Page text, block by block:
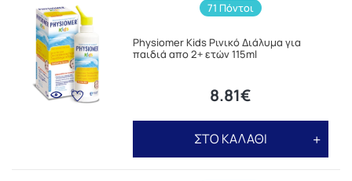
71 Πόντοι
Physiomer Kids Ρινικό Διάλυμα για
παιδιά απο 2+ ετών 115ml
8.81€
ΣΤΟ ΚΑΛΑΘΙ